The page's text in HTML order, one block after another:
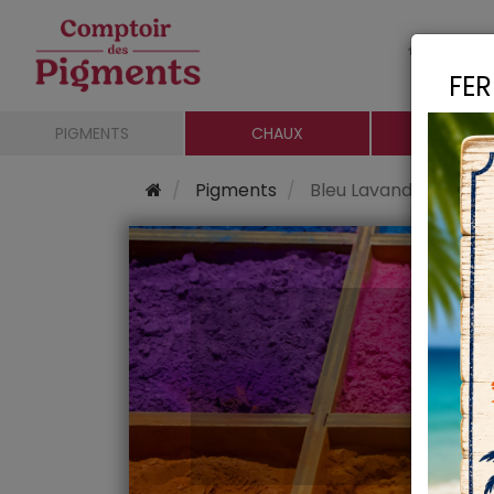
PIGMENTS CHAUX
Pigments Bleu Lavande